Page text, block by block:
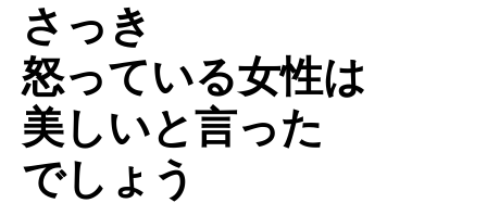
さっき
怒っている女性は
美しいと言った
でしょう